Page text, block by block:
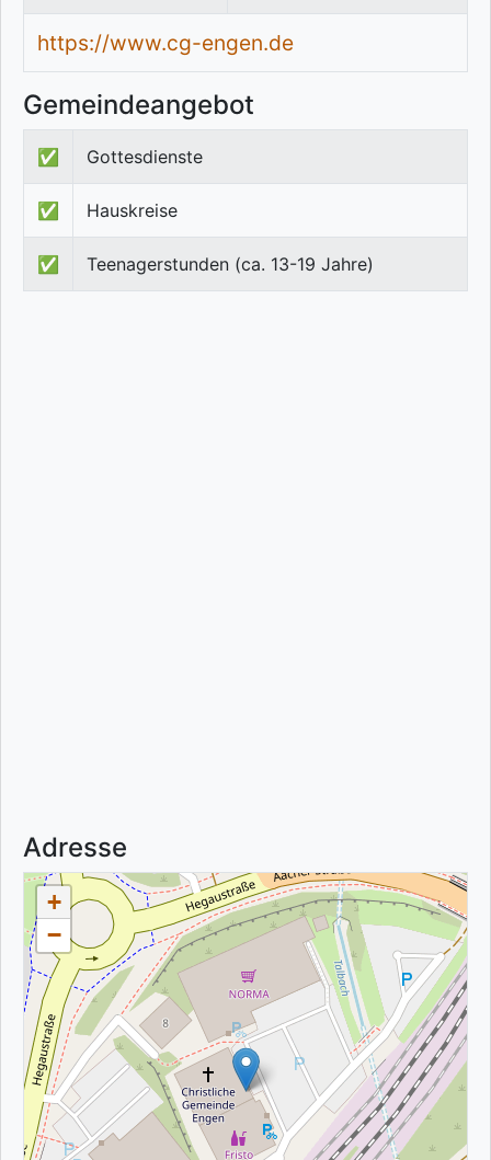
https://www.cg-engen.de
Gemeindeangebot
✅ Gottesdienste
✅ Hauskreise
✅ Teenagerstunden (ca. 13-19 Jahre)
Adresse
+
−